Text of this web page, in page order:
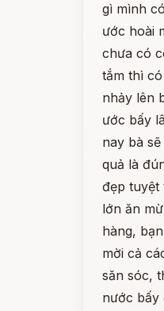
gì mình
ước hoài
chưa có
tắm thì
nhảy lên
ước bấy
nay bà
quả là
đẹp tuyệt
lớn ăn
hàng,
mời cả
săn sóc,
nước bấy